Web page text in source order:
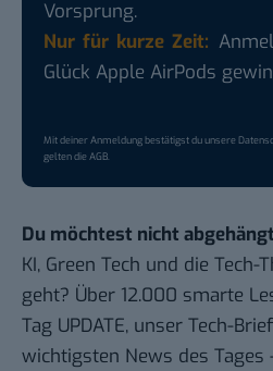
Vorsprung.
Nur für kurze Zeit:
Glück Apple AirPods
Mit deiner Anmeldung bestätigst du unsere
gelten dieAGB.
Du möchtest nicht
KI, Green Tech und die
geht? Über 12.000 smarte
Tag UPDATE, unser Tech-
wichtigsten News des Tages